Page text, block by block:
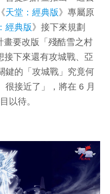
天堂：經典版》專屬原
經典版》接下來規劃
畫要改版「殘酷雪之村
接下來還有攻城戰、亞
鍵的「攻城戰」究竟何
很接近了」，將在 6 月
以待。